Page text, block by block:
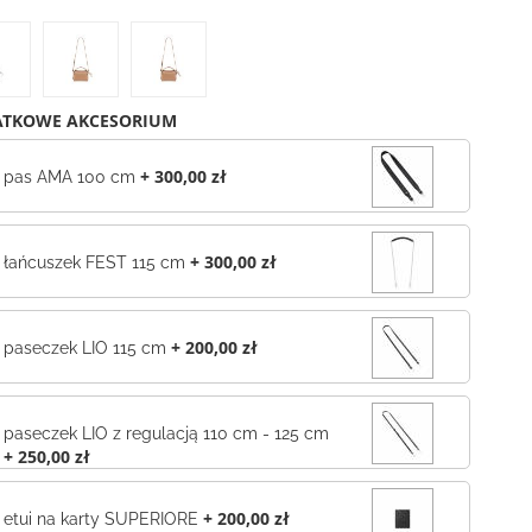
AKCESORIUM
pas AMA 100 cm + 300,00 zł
łańcuszek FEST 115 cm + 300,00 zł
paseczek LIO 115 cm + 200,00 zł
paseczek LIO z regulacją 110 cm - 125 cm
+ 250,00 zł
etui na karty SUPERIORE + 200,00 zł